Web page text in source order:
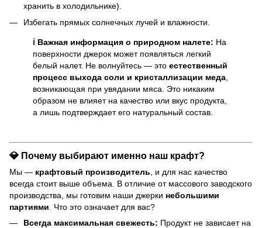
хранить в холодильнике).
Избегать прямых солнечных лучей и влажности.
ℹ️ Важная информация о природном налете: На
поверхности джерок может появляться легкий
белый налет. Не волнуйтесь — это естественный
процесс выхода соли и кристаллизации меда
возникающая при увядании мяса. Это никаким
образом не влияет на качество или вкус продукта,
а лишь подтверждает его натуральный состав.
💎 Почему выбирают именно наш крафт?
Мы — крафтовый производитель , и для нас качество
всегда стоит выше объема. В отличие от массового заводского
производства, мы готовим наши джерки небольшими
партиями . Что это означает для вас?
Всегда максимальная свежесть: Продукт не зависает на